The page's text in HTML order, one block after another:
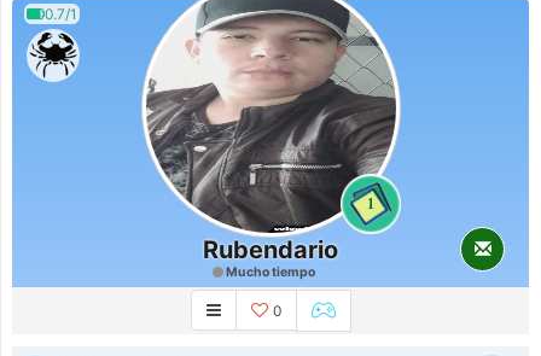
0.7/1
1
Rubendario
Mucho tiempo
0